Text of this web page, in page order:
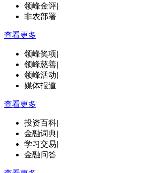
领峰金评|
非农部署
查看更多
领峰奖项|
领峰慈善|
领峰活动|
媒体报道
查看更多
投资百科|
金融词典|
学习交易|
金融问答